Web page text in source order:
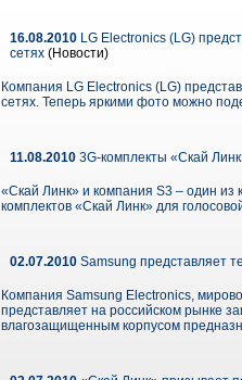
16.08.2010 LG Electronics (LG)
сетях (Новости)
Компания LG Electronics (LG)
сетях. Теперь яркими фото можно
11.08.2010 3G-комплекты «Скай
«Скай Линк» и компания S3 – один
комплектов «Скай Линк» для
02.07.2010 Samsung представляет
Компания Samsung Electronics,
представляет на российском рынке
влагозащищенным корпусом